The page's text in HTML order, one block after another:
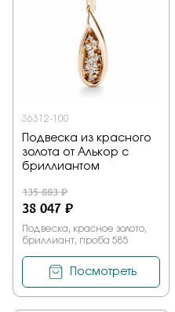
36312-100
Подвеска из красного
золота от Алькор с
бриллиантом
135 883 ₽
38 047 ₽
Подвеска, красное золото,
бриллиант, проба 585
Посмотреть